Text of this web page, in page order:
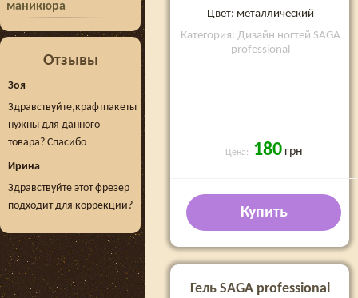
маникюра
Отзывы
Зоя
Здравствуйте,крафтпакеты
нужны для данного
товара? Спасибо
Ирина
Здравствуйте этот фрезер
подходит для коррекции?
Цвет: металлический
Категория: Дизайн ногтей SAGA
professional
Цена: 180 грн
Купить
Гель SAGA professional